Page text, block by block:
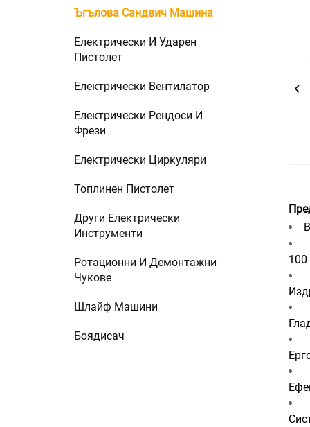
Ъгълова Сандвич Машина
Електрически И Ударен
Пистолет
Електрически Вентилатор
Електрически Рендоси И
Фрези
Електрически Циркуляри
Топлинен Пистолет
Други Електрически
Инструменти
Ротационни И Демонтажни
Чукове
Шлайф Машини
Боядисач